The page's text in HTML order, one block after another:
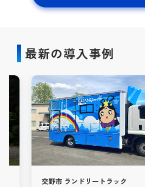
最新の導入事例
交野市 ランドリートラック